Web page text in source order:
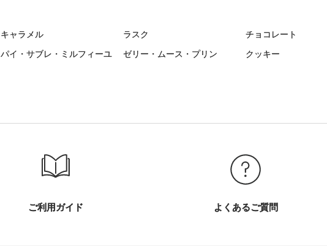
キャラメル ラスク チョコレート
パイ・サブレ・ミルフィーユ ゼリー・ムース・プリン クッキー
ご利用ガイド よくあるご質問